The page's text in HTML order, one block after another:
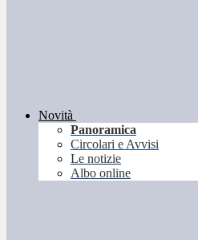
Novità
Panoramica
Circolari e Avvisi
Le notizie
Albo online